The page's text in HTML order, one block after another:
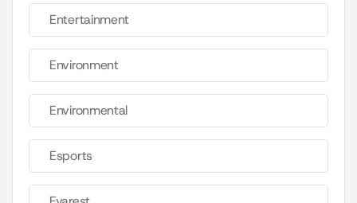
Entertainment
Environment
Environmental
Esports